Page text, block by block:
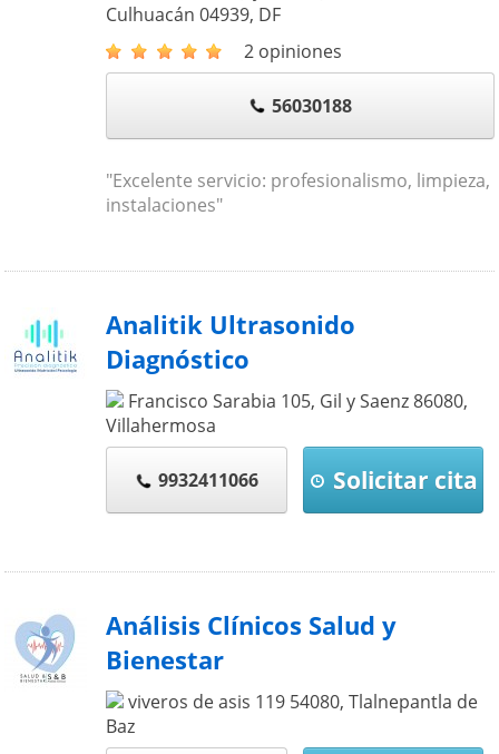
Culhuacán 04939, DF
2 opiniones
56030188
"Excelente servicio: profesionalismo, limpieza,
instalaciones"
Analitik Ultrasonido
Diagnóstico
Francisco Sarabia 105, Gil y Saenz 86080,
Villahermosa
9932411066 Solicitar cita
Análisis Clínicos Salud y
Bienestar
viveros de asis 119 54080,Tlalnepantla de
Baz